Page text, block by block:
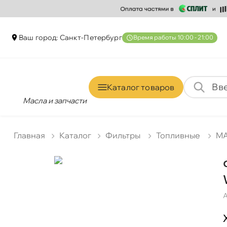
аш город: Санкт-Петербур ремя работы 10:00 - 21:00
Масла и запчасти
Каталог товаро
Главная Катало Фильтры Топливные